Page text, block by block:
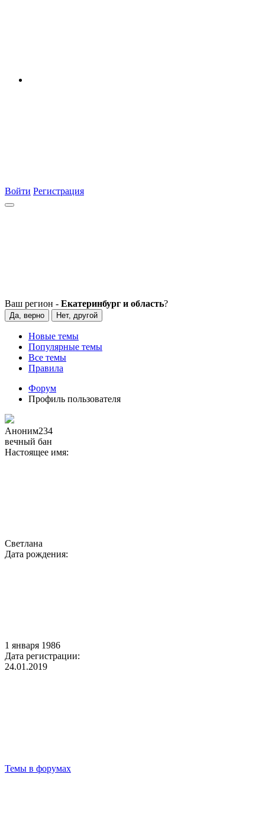
Войти Регистрация
Ваш регион - Екатеринбург и область?
Да, верно Нет, другой
Новые темы
Популярные темы
Все темы
Правила
Форум
Профиль пользователя
Аноним234
вечный бан
Настоящее имя:
Светлана
Дата рождения:
1 января 1986
Дата регистрации:
24.01.2019
Темы в форумах